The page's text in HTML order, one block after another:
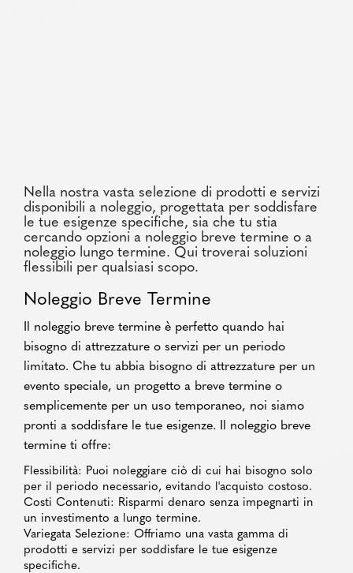
Nella nostra vasta selezione di prodotti e servizi
disponibili a noleggio, progettata per soddisfare
le tue esigenze specifiche, sia che tu stia
cercando opzioni a noleggio breve termine o a
noleggio lungo termine. Qui troverai soluzioni
flessibili per qualsiasi scopo.
Noleggio Breve Termine
Il noleggio breve termine è perfetto quando hai
bisogno di attrezzature o servizi per un periodo
limitato. Che tu abbia bisogno di attrezzature per un
evento speciale, un progetto a breve termine o
semplicemente per un uso temporaneo, noi siamo
pronti a soddisfare le tue esigenze. Il noleggio breve
termine ti offre:
Flessibilità: Puoi noleggiare ciò di cui hai bisogno solo
per il periodo necessario, evitando l'acquisto costoso.
Costi Contenuti: Risparmi denaro senza impegnarti in
un investimento a lungo termine.
Variegata Selezione: Offriamo una vasta gamma di
prodotti e servizi per soddisfare le tue esigenze
specifiche.